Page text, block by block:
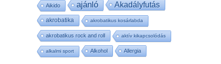
Aikido ajánló Akadályfutás
akrobatika akrobatikus kosárlabda
akrobatikus rock and roll aktív kikapcsolódás
alkalmi sport Alkohol Allergia